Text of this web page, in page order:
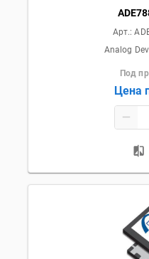
Арт.:
Analog
Под
Цена